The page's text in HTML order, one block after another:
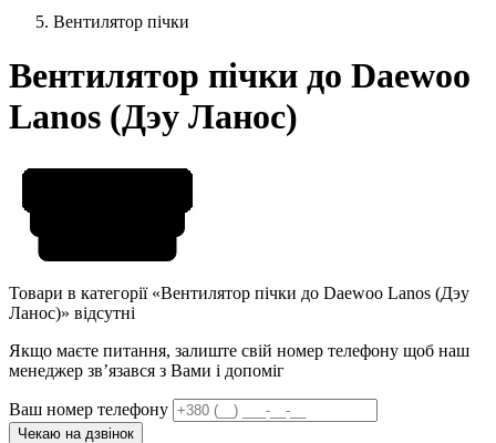
Вентилятор пічки
Вентилятор пічки до Daewoo
Lanos (Дэу Ланос)
Товари в категорії «Вентилятор пічки до Daewoo Lanos (Дэу
Ланос)» відсутні
Якщо маєте питання, залиште свій номер телефону щоб наш
менеджер звʼязався з Вами і допоміг
Ваш номер телефону
Чекаю на дзвінок